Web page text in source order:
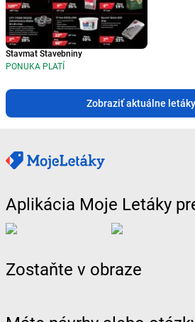
Stavmat Stavebniny
PONUKA PLATÍ
Zobraziť aktuálne letáky
Aplikácia Moje Letáky
Zostaňte v obraze